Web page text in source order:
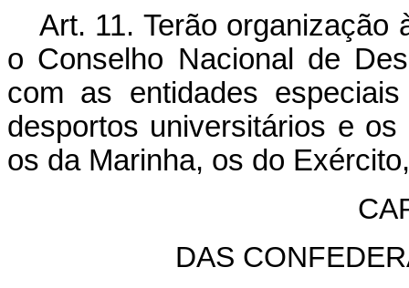
Art. 11. Terão organização
o Conselho Nacional de
com as entidades
desportos universitários e
os da Marinha, os do
DAS